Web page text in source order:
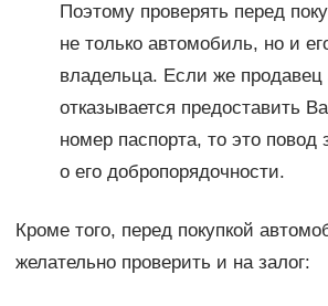
Поэтому проверять перед
не только автомобиль, но и
владельца. Если же продавец
отказывается предоставить
номер паспорта, то это повод
о его добропорядочности.
Кроме того, перед покупкой
желательно проверить и на залог: